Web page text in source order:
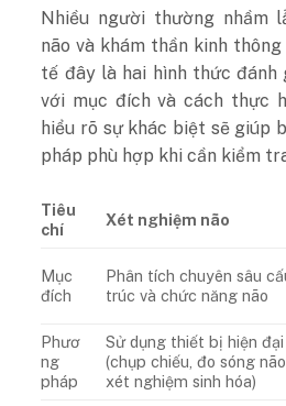
Nhiều người thường nhầm
não và khám thần kinh
tế đây là hai hình thức đánh
với mục đích và cách thực
hiểu rõ sự khác biệt sẽ giúp
pháp phù hợp khi cần kiểm
Tiêu
chí
Xét nghiệm não
Mục
đích
Phân tích chuyên sâu
trúc và chức năng não
Phươ
ng
pháp
Sử dụng thiết bị hiện đại
(chụp chiếu, đo sóng não,
xét nghiệm sinh hóa)